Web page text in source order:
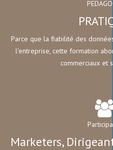
Parce que la fiabilité des
l'entreprise, cette formation
commerciaux et
Marketers,